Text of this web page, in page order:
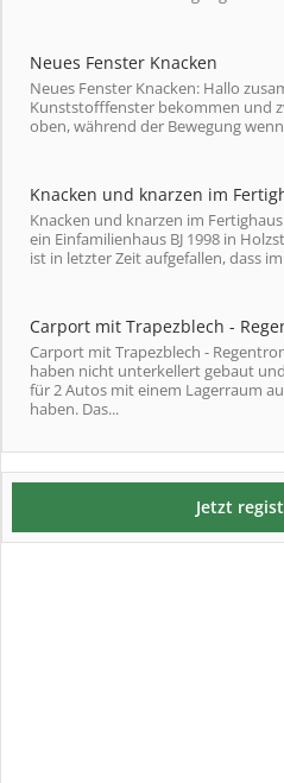
Neues Fenster Knacken
Neues Fenster Knacken: Hallo
Kunststofffenster bekommen und
oben, während der Bewegung
Knacken und knarzen im
Knacken und knarzen im
ein Einfamilienhaus BJ 1998 in
ist in letzter Zeit aufgefallen, dass
Carport mit Trapezblech -
Carport mit Trapezblech -
haben nicht unterkellert gebaut
für 2 Autos mit einem Lagerraum
haben. Das...
Jetzt